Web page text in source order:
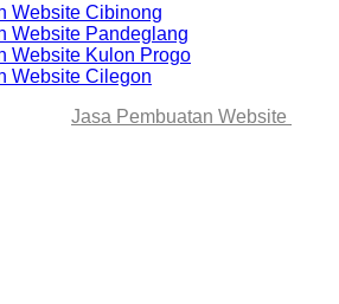
Website Cibinong
Website Pandeglang
Website Kulon Progo
Website Cilegon
Jasa Pembuatan Website